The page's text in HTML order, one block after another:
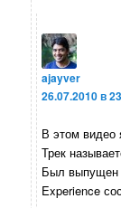
ajayver
26.07.2010 в
В этом видео
Трек
Был выпущен
Experience